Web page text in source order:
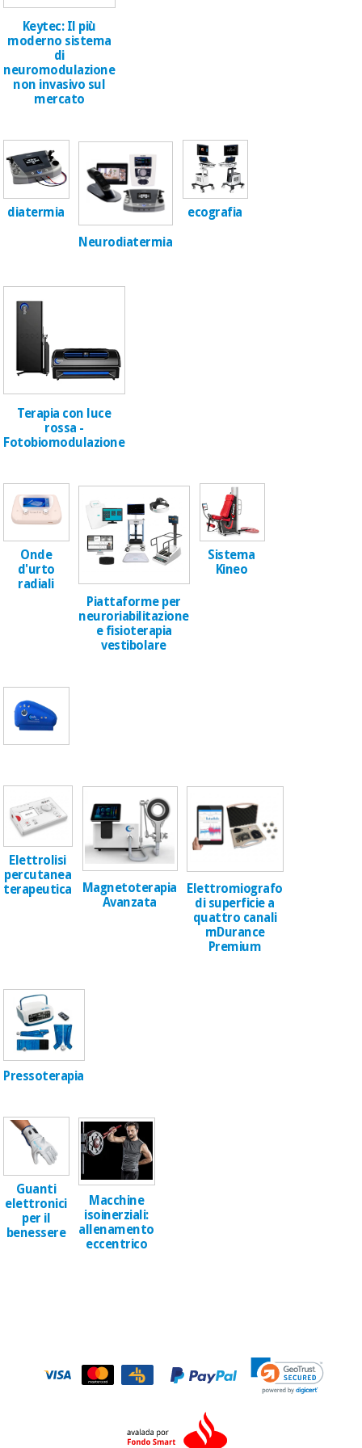
pilates
Sport
giochi
Veterinario
Ortopedia
per la
protezione
coronavirus
fitness e
pilates
Sport
Armadi
sanitari
Veterinario
Ortopedia
(liquidazione)
Keytec: Il più
moderno sistema
di
neuromodulazione
non invasivo sul
mercato
diatermia
Neurodiatermia
ecografia
Terapia con luce
rossa -
Fotobiomodulazione
Onde
d'urto
radiali
Piattaforme per
neuroriabilitazione
e fisioterapia
vestibolare
Sistema
Kineo
Elettrolisi
percutanea
terapeutica
Magnetoterapia
Avanzata
Elettromiografo
di superficie a
quattro canali
mDurance
Premium
Pressoterapia
Guanti
elettronici
per il
benessere
Macchine
isoinerziali:
allenamento
eccentrico